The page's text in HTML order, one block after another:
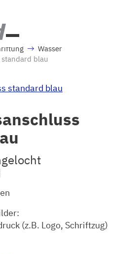
Wasser
blau
(z.B. Logo, Schriftzug)